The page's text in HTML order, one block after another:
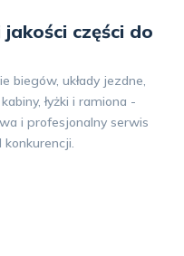
części do
biegów, układy jezdne,
łyżki i ramiona -
i profesjonalny serwis